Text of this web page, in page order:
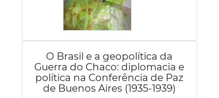
O Brasil e a geopolítica da
Guerra do Chaco: diplomacia e
política na Conferência de Paz
de Buenos Aires (1935-1939)